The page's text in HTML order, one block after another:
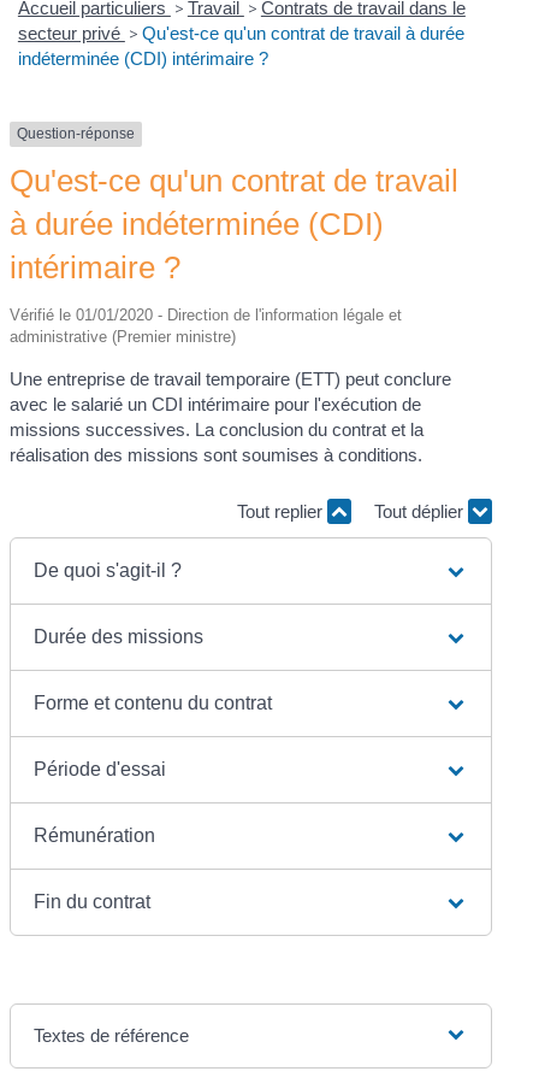
Accueil particuliers > Travail > Contrats de travail dans le
secteur privé > Qu'est-ce qu'un contrat de travail à durée
indéterminée (CDI) intérimaire ?
Question-réponse
Qu'est-ce qu'un contrat de travail
à durée indéterminée (CDI)
intérimaire ?
Vérifié le 01/01/2020 - Direction de l'information légale et
administrative (Premier ministre)
Une entreprise de travail temporaire (ETT) peut conclure
avec le salarié un CDI intérimaire pour l'exécution de
missions successives. La conclusion du contrat et la
réalisation des missions sont soumises à conditions.
Tout replier Tout déplier
De quoi s'agit-il ?
Durée des missions
Forme et contenu du contrat
Période d'essai
Rémunération
Fin du contrat
Textes de référence